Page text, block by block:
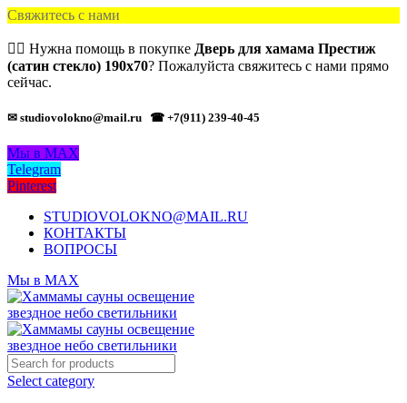
Свяжитесь с нами
🙋‍♂️ Нужна помощь в покупке Дверь для хамама Престиж
(сатин стекло) 190х70? Пожалуйста свяжитесь с нами прямо
сейчас.
✉ studiovolokno@mail.ru ☎ +7(911) 239-40-45
Мы в MAX
Telegram
Pinterest
STUDIOVOLOKNO@MAIL.RU
КОНТАКТЫ
ВОПРОСЫ
Мы в MAX
Select category